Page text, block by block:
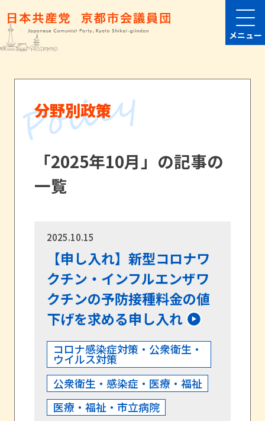
メニュー
分野別政策
「2025年10月」の記事の
一覧
2025.10.15
【申し入れ】新型コロナワ
クチン・インフルエンザワ
クチンの予防接種料金の値
下げを求める申し入れ
コロナ感染症対策・公衆衛生・
ウイルス対策
公衆衛生・感染症・医療・福祉
医療・福祉・市立病院